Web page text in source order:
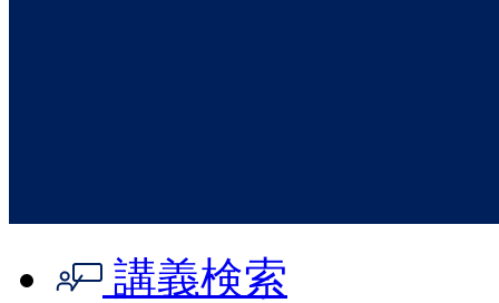
講義検索